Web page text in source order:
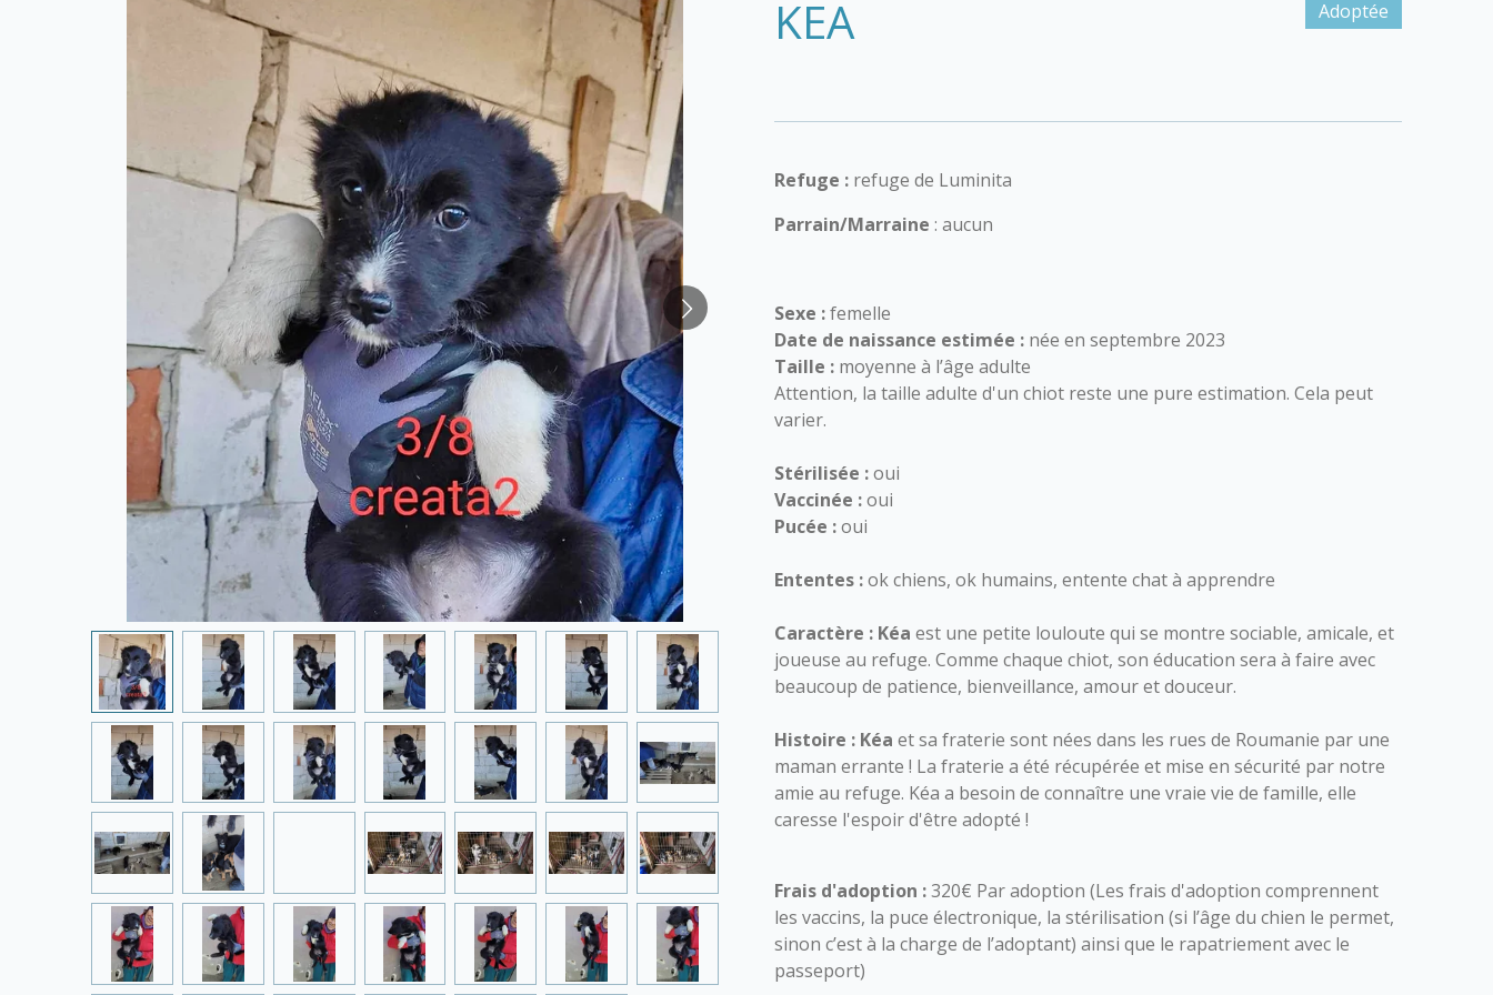
KEA Adoptée
Refuge : refuge de Luminita
Parrain/Marraine : aucun
Sexe :femelle
Date de naissance estimée : née en septembre 2023
Taille : moyenne à l’âge adulte
Attention, la taille adulte d'un chiot reste une pure estimation. Cela peut
varier.
Stérilisée :oui
Vaccinée :oui
Pucée :oui
Ententes :ok chiens, ok humains, entente chat à apprendre
Caractère : Kéa est une petite louloute qui se montre sociable, amicale, et
joueuse au refuge. Comme chaque chiot, son éducation sera à faire avec
beaucoup de patience, bienveillance, amour et douceur.
Histoire : Kéa et sa fraterie sont nées dans les rues de Roumanie par une
maman errante ! La fraterie a été récupérée et mise en sécurité par notre
amie au refuge. Kéa a besoin de connaître une vraie vie de famille, elle
caresse l'espoir d'être adopté !
Frais d'adoption :320€ Par adoption (Les frais d'adoption comprennent
les vaccins, la puce électronique, la stérilisation (si l’âge du chien le permet,
sinon c’est à la charge de l’adoptant) ainsi que le rapatriement avec le
passeport)